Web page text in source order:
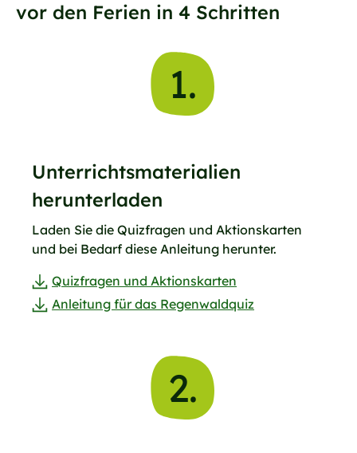
vor den Ferien in 4 Schritten
1.
Unterrichtsmaterialien
herunterladen
Laden Sie die Quizfragen und Aktionskarten
und bei Bedarf diese Anleitung herunter.
Quizfragen und Aktionskarten
Anleitung für das Regenwaldquiz
2.